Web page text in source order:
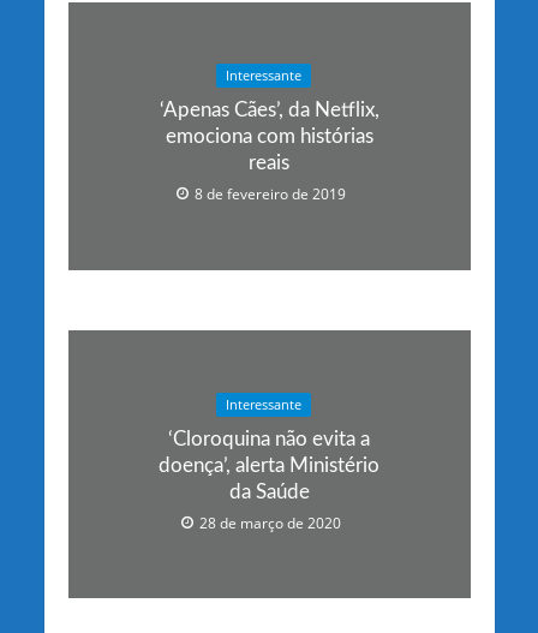
Interessante
‘Apenas Cães’, da Netflix,
emociona com histórias
reais
8 de fevereiro de 2019
Interessante
‘Cloroquina não evita a
doença’, alerta Ministério
da Saúde
28 de março de 2020